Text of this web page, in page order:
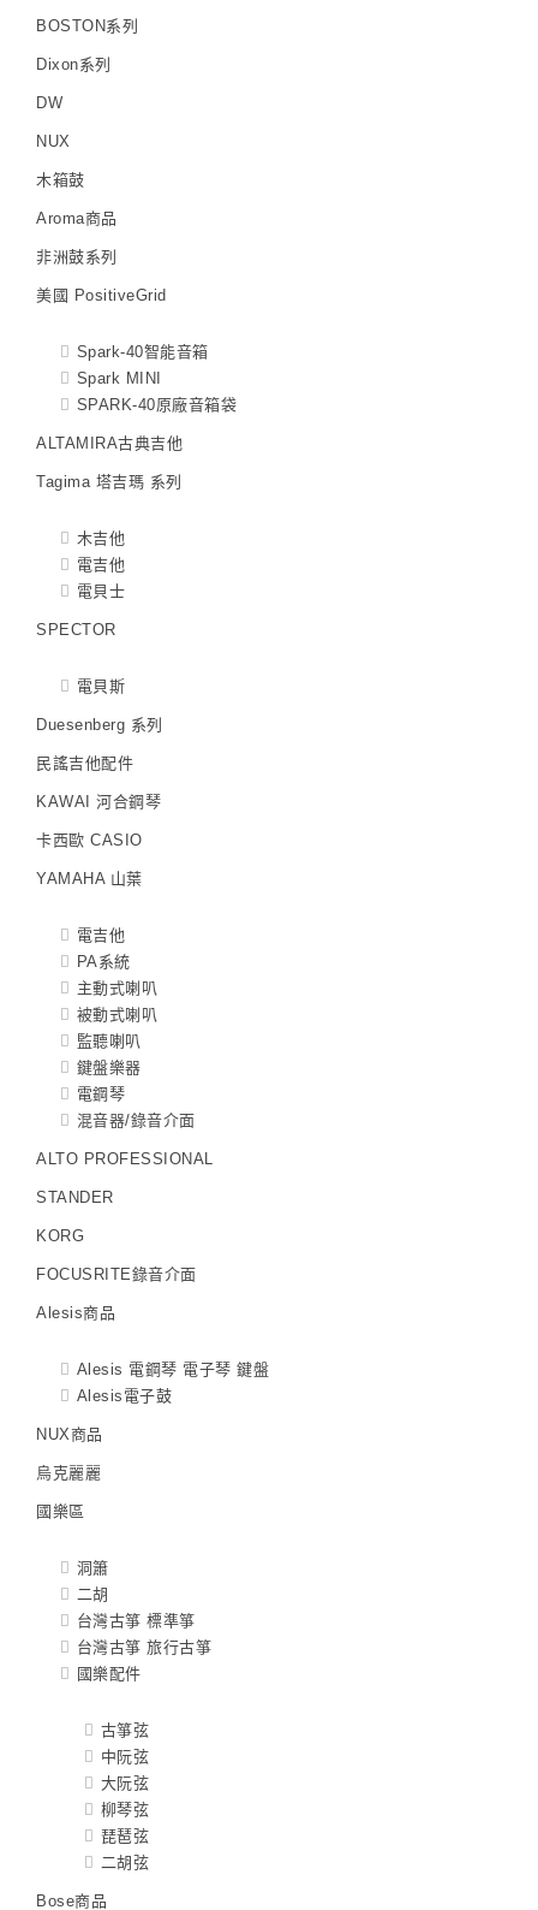
BOSTON系列
Dixon系列
DW
NUX
木箱鼓
Aroma商品
非洲鼓系列
美國 PositiveGrid
Spark-40智能音箱
Spark MINI
SPARK-40原廠音箱袋
ALTAMIRA古典吉他
Tagima 塔吉瑪 系列
木吉他
電吉他
電貝士
SPECTOR
電貝斯
Duesenberg 系列
民謠吉他配件
KAWAI 河合鋼琴
卡西歐 CASIO
YAMAHA 山葉
電吉他
PA系統
主動式喇叭
被動式喇叭
監聽喇叭
鍵盤樂器
電鋼琴
混音器/錄音介面
ALTO PROFESSIONAL
STANDER
KORG
FOCUSRITE錄音介面
Alesis商品
Alesis 電鋼琴 電子琴 鍵盤
Alesis電子鼓
NUX商品
烏克麗麗
國樂區
洞簫
二胡
台灣古箏 標準箏
台灣古箏 旅行古箏
國樂配件
古箏弦
中阮弦
大阮弦
柳琴弦
琵琶弦
二胡弦
Bose商品